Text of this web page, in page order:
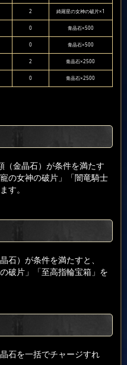
2 綺羅星の女神の破片×1
0 青晶石×500
0 青晶石×500
2 青晶石×2500
0 青晶石×2500
（金晶石）が条件を満たす
の女神の破片」「闇竜騎士
す。
石）が条件を満たすと、
破片」「至高指輪宝箱」を
石を一括でチャージすれ